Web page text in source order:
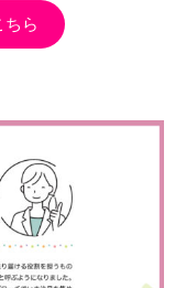
ちら